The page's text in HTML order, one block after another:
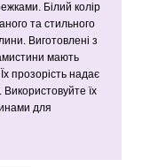
Білий колір
та стильного
Виготовлені з
мають
прозорість надає
Використовуйте їх
для